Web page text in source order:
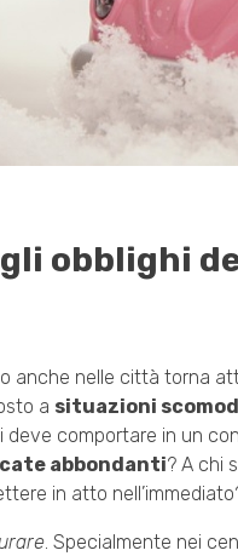
obblighi
anche nelle città torna
a situazioni
comportare in un
abbondanti? A chi
in atto
. Specialmente nei